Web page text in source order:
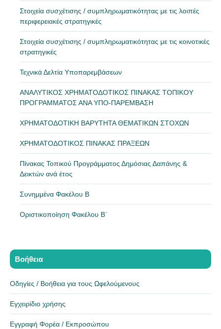
Στοιχεία συσχέτισης / συμπληρωματικότητας με τις λοιπές
περιφερειακές στρατηγικές
Στοιχεία συσχέτισης / συμπληρωματικότητας με τις κοινοτικές
στρατηγικές
Τεχνικά Δελτία Υποπαρεμβάσεων
ΑΝΑΛΥΤΙΚΟΣ ΧΡΗΜΑΤΟΔΟΤΙΚΟΣ ΠΙΝΑΚΑΣ ΤΟΠΙΚΟΥ
ΠΡΟΓΡΑΜΜΑΤΟΣ ΑΝΑ ΥΠΟ-ΠΑΡΕΜΒΑΣΗ
ΧΡΗΜΑΤΟΔΟΤΙΚΗ ΒΑΡΥΤΗΤΑ ΘΕΜΑΤΙΚΩΝ ΣΤΟΧΩΝ
ΧΡΗΜΑΤΟΔΟΤΙΚΟΣ ΠΙΝΑΚΑΣ ΠΡΑΞΕΩΝ
Πίνακας Τοπικού Προγράμματος Δημόσιας Δαπάνης &
Δεικτών ανά έτος
Συνημμένα Φακέλου Β
Οριστικοποίηση Φακέλου Β`
Βοήθεια
Οδηγίες / Βοήθεια για τους Ωφελούμενους
Εγχειρίδιο χρήσης
Εγγραφή Φορέα / Εκπροσώπου